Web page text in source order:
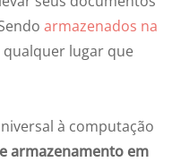
armazenados na
qualquer lugar que
à computação
armazenamento em